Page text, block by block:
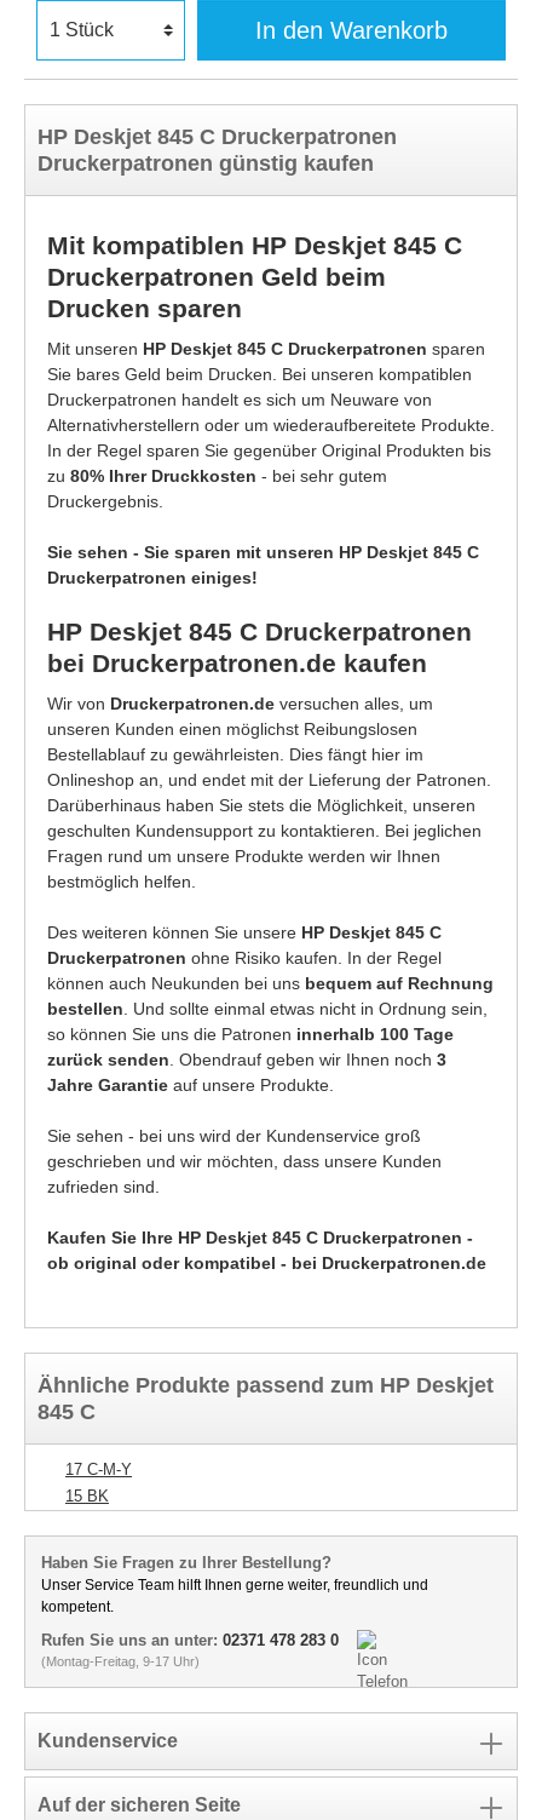
In den Warenkorb
HP Deskjet 845 C Druckerpatronen
Druckerpatronen günstig kaufen
Mit kompatiblen HP Deskjet 845 C
Druckerpatronen Geld beim
Drucken sparen
Mit unseren HP Deskjet 845 C Druckerpatronen sparen
Sie bares Geld beim Drucken. Bei unseren kompatiblen
Druckerpatronen handelt es sich um Neuware von
Alternativherstellern oder um wiederaufbereitete Produkte.
In der Regel sparen Sie gegenüber Original Produkten bis
zu 80% Ihrer Druckkosten - bei sehr gutem
Druckergebnis.
Sie sehen - Sie sparen mit unseren HP Deskjet 845 C
Druckerpatronen einiges!
HP Deskjet 845 C Druckerpatronen
bei Druckerpatronen.de kaufen
Wir von Druckerpatronen.de versuchen alles, um
unseren Kunden einen möglichst Reibungslosen
Bestellablauf zu gewährleisten. Dies fängt hier im
Onlineshop an, und endet mit der Lieferung der Patronen.
Darüberhinaus haben Sie stets die Möglichkeit, unseren
geschulten Kundensupport zu kontaktieren. Bei jeglichen
Fragen rund um unsere Produkte werden wir Ihnen
bestmöglich helfen.
Des weiteren können Sie unsere HP Deskjet 845 C
Druckerpatronen ohne Risiko kaufen. In der Regel
können auch Neukunden bei uns bequem auf Rechnung
bestellen . Und sollte einmal etwas nicht in Ordnung sein,
so können Sie uns die Patronen innerhalb 100 Tage
zurück senden . Obendrauf geben wir Ihnen noch 3
Jahre Garantie auf unsere Produkte.
Sie sehen - bei uns wird der Kundenservice groß
geschrieben und wir möchten, dass unsere Kunden
zufrieden sind.
Kaufen Sie Ihre HP Deskjet 845 C Druckerpatronen -
ob original oder kompatibel - bei Druckerpatronen.de
Ähnliche Produkte passend zum HP Deskjet
845 C
17 C-M-Y
15 BK
Haben Sie Fragen zu Ihrer Bestellung?
Unser Service Team hilft Ihnen gerne weiter, freundlich und
kompetent.
Rufen Sie uns an unter: 02371 478 283 0
(Montag-Freitag, 9-17 Uhr)
Kundenservice
Auf der sicheren Seite